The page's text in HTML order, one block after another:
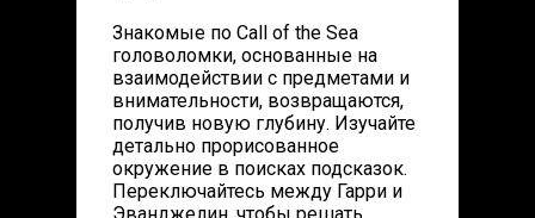
Знакомые по Call of the Sea
головоломки, основанные на
взаимодействии с предметами и
внимательности, возвращаются,
получив новую глубину. Изучайте
детально прорисованное
окружение в поисках подсказок.
Переключайтесь между Гарри и